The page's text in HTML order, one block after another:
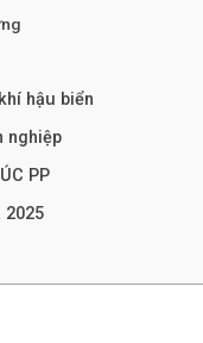
hậu biển
nghiệp
PP
2025